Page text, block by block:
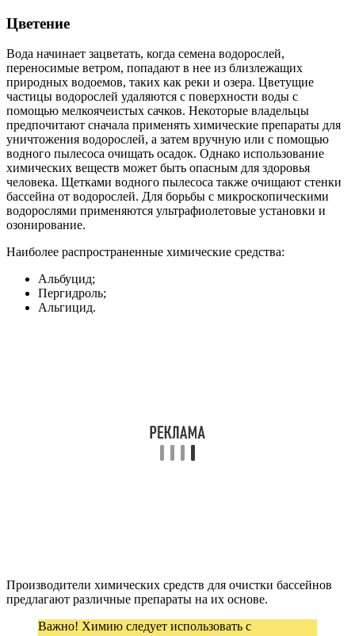
Цветение
Вода начинает зацветать, когда семена водорослей,
переносимые ветром, попадают в нее из близлежащих
природных водоемов, таких как реки и озера. Цветущие
частицы водорослей удаляются с поверхности воды с
помощью мелкоячеистых сачков. Некоторые владельцы
предпочитают сначала применять химические препараты для
уничтожения водорослей, а затем вручную или с помощью
водного пылесоса очищать осадок. Однако использование
химических веществ может быть опасным для здоровья
человека. Щетками водного пылесоса также очищают стенки
бассейна от водорослей. Для борьбы с микроскопическими
водорослями применяются ультрафиолетовые установки и
озонирование.
Наиболее распространенные химические средства:
Альбуцид;
Пергидроль;
Альгицид.
Производители химических средств для очистки бассейнов
предлагают различные препараты на их основе.
Важно! Химию следует использовать с